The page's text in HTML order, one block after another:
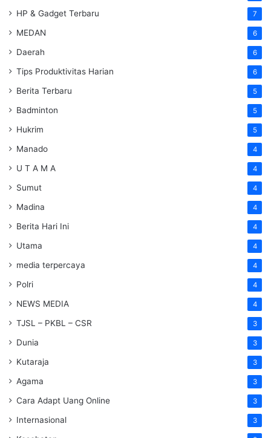
HP & Gadget Terbaru 7
MEDAN 6
Daerah 6
Tips Produktivitas Harian 6
Berita Terbaru 5
Badminton 5
Hukrim 5
Manado 4
U T A M A 4
Sumut 4
Madina 4
Berita Hari Ini 4
Utama 4
media terpercaya 4
Polri 4
NEWS MEDIA 4
TJSL – PKBL – CSR 3
Dunia 3
Kutaraja 3
Agama 3
Cara Adapt Uang Online 3
Internasional 3